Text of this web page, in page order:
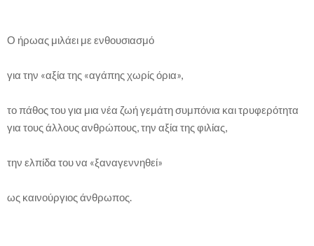
Ο ήρωας μιλάει με ενθουσιασμό
για την «αξία της «αγάπης χωρίς όρια»,
το πάθος του για μια νέα ζωή γεμάτη συμπόνια και τρυφερότητα
για τους άλλους ανθρώπους, την αξία της φιλίας,
την ελπίδα του να «ξαναγεννηθεί»
ως καινούργιος άνθρωπος.